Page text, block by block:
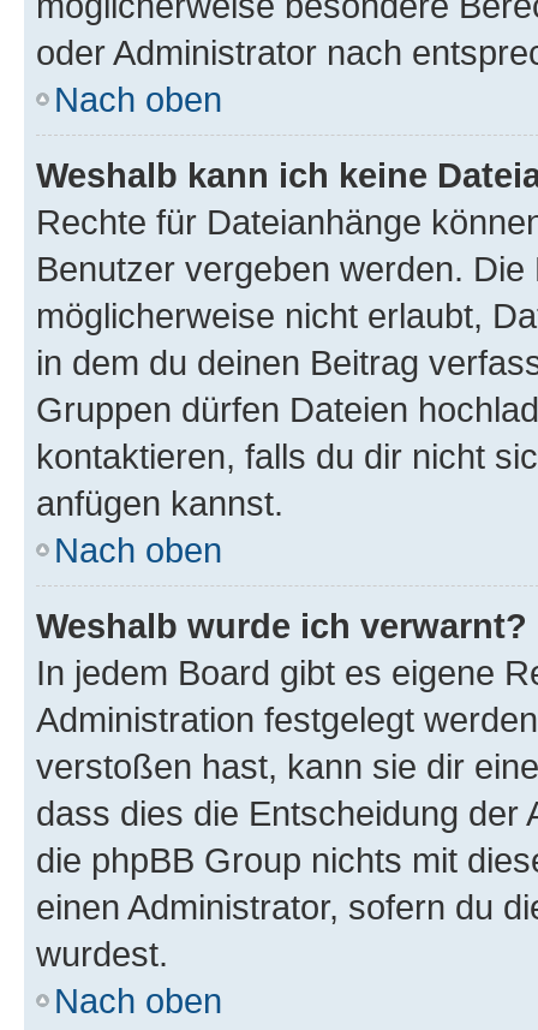
oder Administrator nach
Nach oben
Weshalb kann ich keine
Rechte für Dateianhänge
Benutzer vergeben werden.
möglicherweise nicht erlaubt,
in dem du deinen Beitrag
Gruppen dürfen Dateien
kontaktieren, falls du dir nicht
anfügen kannst.
Nach oben
Weshalb wurde ich verwarnt?
In jedem Board gibt es eigene
Administration festgelegt
verstoßen hast, kann sie dir
dass dies die Entscheidung der
die phpBB Group nichts mit
einen Administrator, sofern du
wurdest.
Nach oben